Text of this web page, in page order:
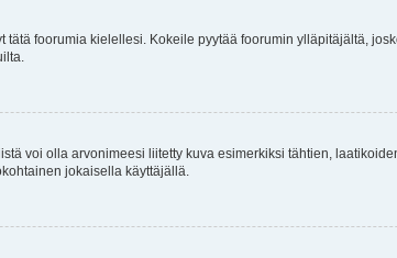
foorumia kielellesi. Kokeile pyytää foorumin ylläpitäjältä,
voi olla arvonimeesi liitetty kuva esimerkiksi tähtien,
jokaisella käyttäjällä.